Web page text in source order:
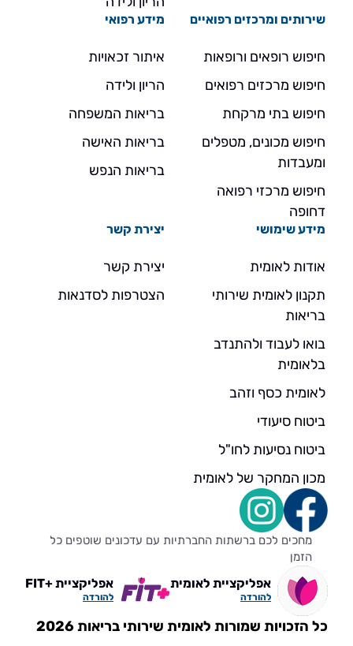
שירותים ומרכזים רפואיים
חיפוש רופאים ורופאות
חיפוש מרכזים רפואים
חיפוש בתי מרקחת
חיפוש מכונים, מטפלים
ומעבדות
חיפוש מרכזי רפואה
דחופה
מידע רפואי
איתור זכאויות
הריון ולידה
בריאות המשפחה
בריאות האישה
בריאות הנפש
מידע שימושי
אודות לאומית
תקנון לאומית שירותי
בריאות
בואו לעבוד ולהתנדב
בלאומית
לאומית כסף וזהב
ביטוח סיעודי
ביטוח נסיעות לחו"ל
מכון המחקר של לאומית
יצירת קשר
יצירת קשר
הצטרפות לסדנאות
מחכים לכם ברשתות החברתיות עם עדכונים שוטפים כל
הזמן
אפליקציית לאומית
להורדה
אפליקציית +FIT
להורדה
כל הזכויות שמורות לאומית שירותי בריאות 2026